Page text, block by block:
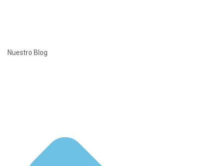
Nuestro Blog